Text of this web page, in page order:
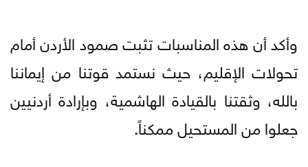
وأكد أن هذه المناسبات تثبت صمود الأردن أمام
تحولات الإقليم، حيث نستمد قوتنا من إيماننا
بالله، وثقتنا بالقيادة الهاشمية، وبإرادة أردنيين
جعلوا من المستحيل ممكناً.